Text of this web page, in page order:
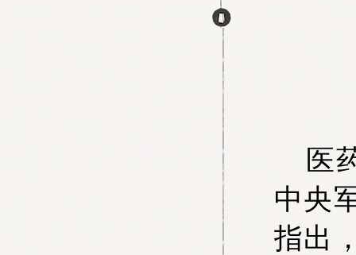
医
中央
指出